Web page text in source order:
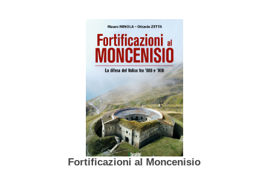
Fortificazioni al Moncenisio